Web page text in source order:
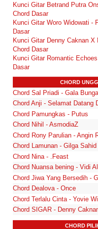
Kunci Gitar Betrand Putra
Chord Dasar
Kunci Gitar Woro Widowati -
Dasar
Kunci Gitar Denny Caknan X
Chord Dasar
Kunci Gitar Romantic
Dasar
CHORD
Chord Sal Priadi - Gala
Chord Anji - Selamat Datang
Chord Pamungkas - Putus
Chord Nihil - AsmodiaZ
Chord Rony Parulian - Angin
Chord Lamunan - Gilga Sahid
Chord Nina - .Feast
Chord Nuansa bening - Vidi
Chord Jiwa Yang Bersedih -
Chord Dealova - Once
Chord Terlalu Cinta - Yovie
Chord SIGAR - Denny
CHORD